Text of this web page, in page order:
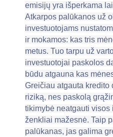
emisijų yra išperkama
Atkarpos palūkanos už
investuotojams
ir mokamos: kas tris
metus. Tuo tarpu už
investuotojai paskolos
būdu atgauna kas
Greičiau atgauta
riziką, nes paskolą
tikimybė neatgauti visos
ženkliai mažesnė. Taip
palūkanas, jas galima